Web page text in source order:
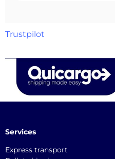
Trustpilot
Services
Express transport